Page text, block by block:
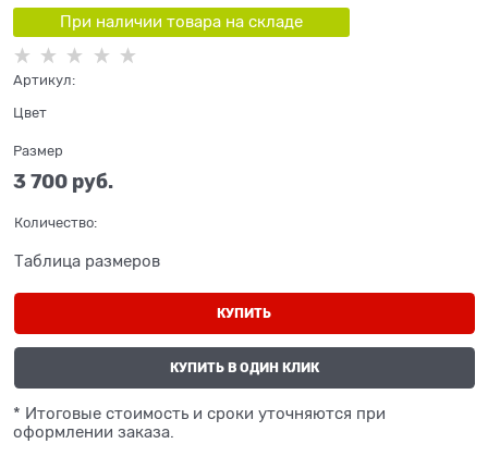
При наличии товара на складе
Артикул:
Цвет
Размер
3 700 руб.
Количество:
Таблица размеров
КУПИТЬ
КУПИТЬ В ОДИН КЛИК
* Итоговые стоимость и сроки уточняются при
оформлении заказа.